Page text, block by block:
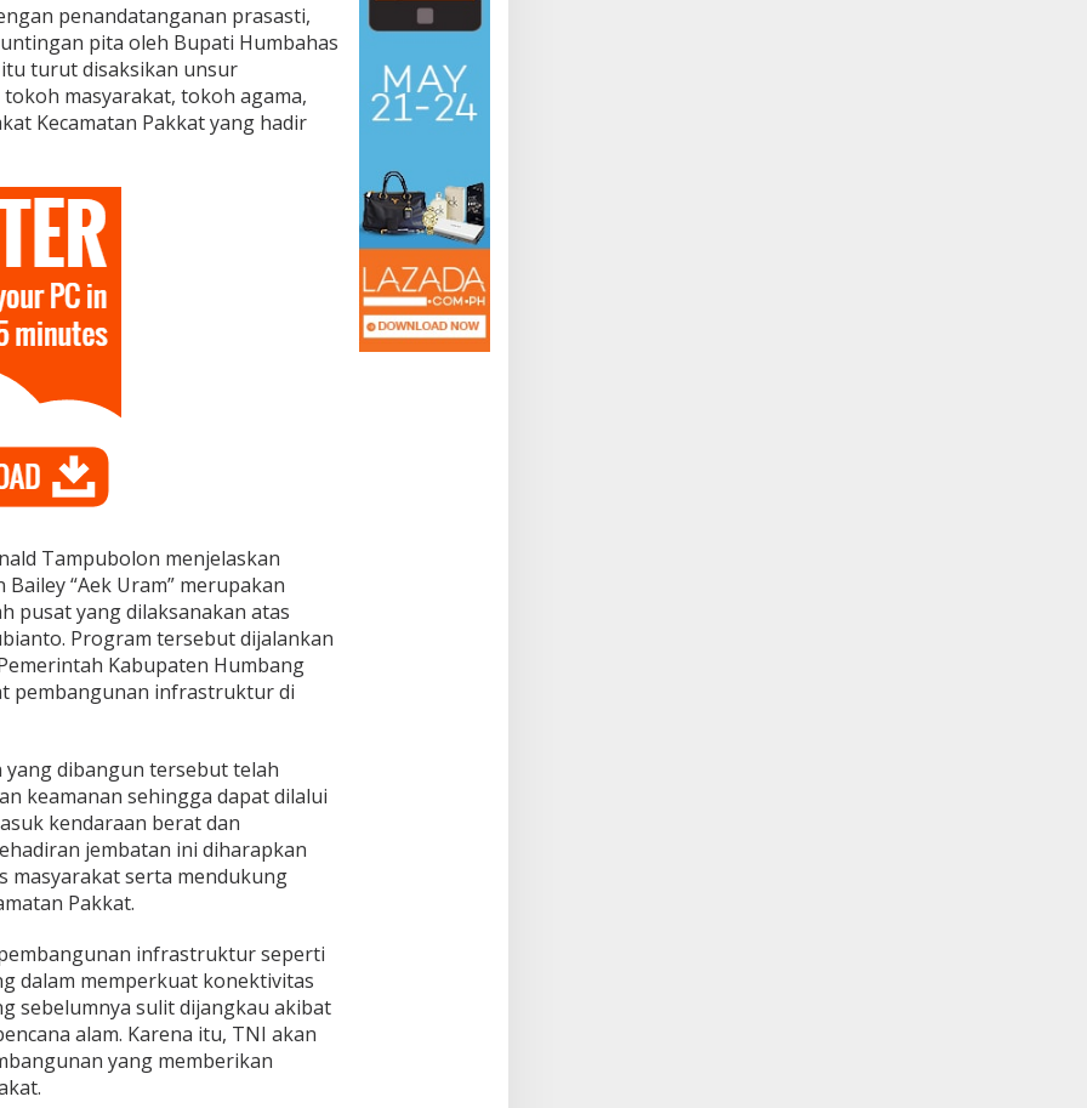
penandatanganan prasasti,
pita oleh Bupati Humbahas
turut disaksikan unsur
masyarakat, tokoh agama,
Kecamatan Pakkat yang hadir
Tampubolon menjelaskan
“Aek Uram” merupakan
pusat yang dilaksanakan atas
Program tersebut dijalankan
Kabupaten Humbang
pembangunan infrastruktur di
yang dibangun tersebut telah
keamanan sehingga dapat dilalui
kendaraan berat dan
jembatan ini diharapkan
masyarakat serta mendukung
Pakkat.
infrastruktur seperti
dalam memperkuat konektivitas
sebelumnya sulit dijangkau akibat
alam. Karena itu, TNI akan
yang memberikan